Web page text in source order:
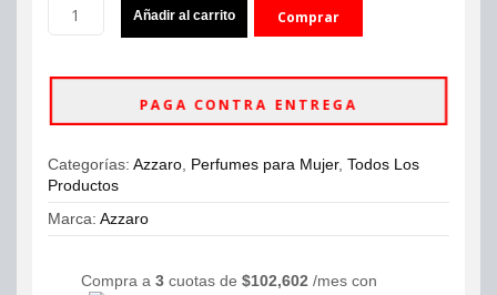
Azzaro
de
80ml
cantidad
Añadir al carrito Comprar
PAGA CONTRA ENTREGA
Categorías: Azzaro Perfumes para Mujer, Todos Los
Productos
Marca: Azzaro
Compra a 3 cuotas de $102,602 /mes con